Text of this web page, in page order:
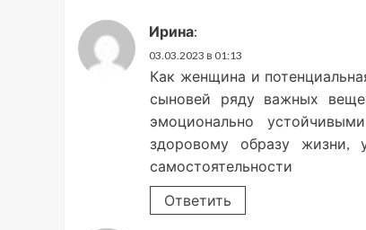
Ирина:
03.03.2023 в 01:13
Как женщина и
сыновей ряду важных
эмоционально
здоровому образу жизни,
самостоятельности
Ответить